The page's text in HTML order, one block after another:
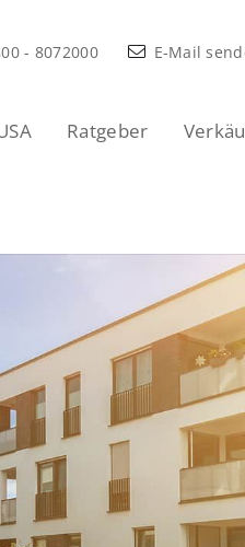
- 8072000 E-Mail
Ratgeber